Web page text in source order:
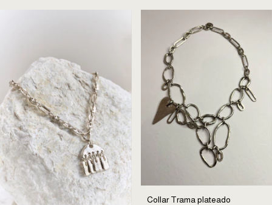
Collar Trama plateado